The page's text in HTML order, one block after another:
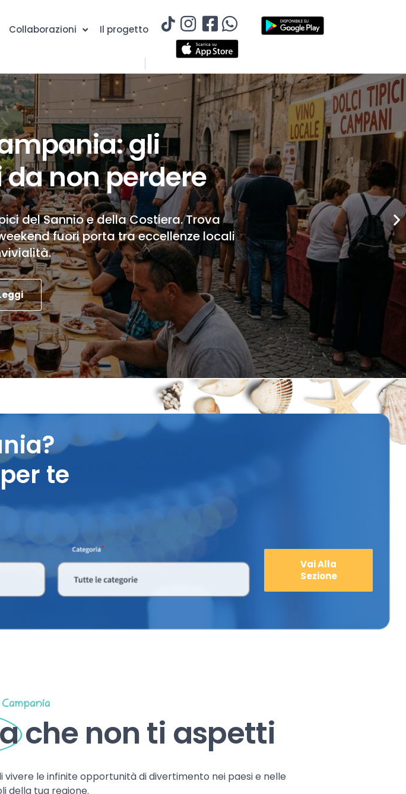
Collaborazioni Il progetto
gli
non perdere
del Sannio e della Costiera. Trova
fuori porta tra eccellenze locali
per te
Vai Alla
Sezione
che non ti aspetti
vivere le infinite opportunità di divertimento nei paesi e nelle
della tua regione.